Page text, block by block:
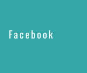
Facebook